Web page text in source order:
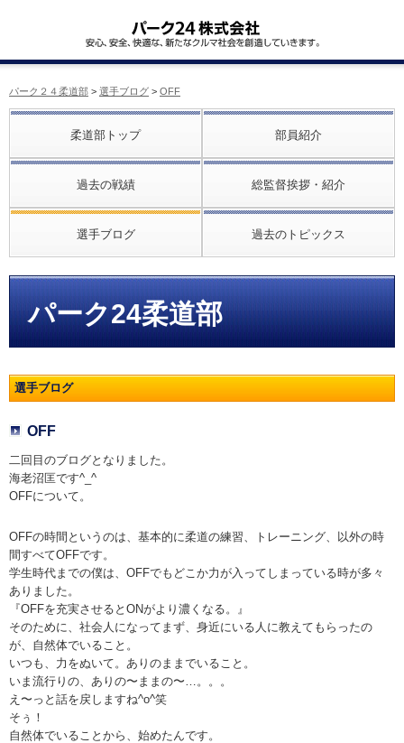
パーク２４柔道部 > 選手ブログ > OFF
柔道部トップ 部員紹介
過去の戦績 総監督挨拶・紹介
選手ブログ 過去のトピックス
パーク24柔道部
選手ブログ
OFF
二回目のブログとなりました。
海老沼匡です^_^
OFFについて。
OFFの時間というのは、基本的に柔道の練習、トレーニング、以外の時
間すべてOFFです。
学生時代までの僕は、OFFでもどこか力が入ってしまっている時が多々
ありました。
『OFFを充実させるとONがより濃くなる。』
そのために、社会人になってまず、身近にいる人に教えてもらったの
が、自然体でいること。
いつも、力をぬいて。ありのままでいること。
いま流行りの、ありの〜ままの〜…。。。
え〜っと話を戻しますね^o^笑
そぅ！
自然体でいることから、始めたんです。